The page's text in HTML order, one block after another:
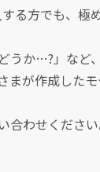
る方でも、極
うか…?」など
まが作成した
わせください